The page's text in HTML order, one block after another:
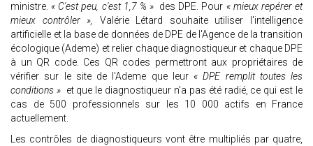
ministre. « C'est peu, c'est 1,7 % » des DPE. Pour « mieux repérer et
mieux contrôler », Valérie Létard souhaite utiliser l'intelligence
artificielle et la base de données de DPE de l'Agence de la transition
écologique (Ademe) et relier chaque diagnostiqueur et chaque DPE
à un QR code. Ces QR codes permettront aux propriétaires de
vérifier sur le site de l'Ademe que leur « DPE remplit toutes les
conditions » et que le diagnostiqueur n'a pas été radié, ce qui est le
cas de 500 professionnels sur les 10 000 actifs en France
actuellement.
Les contrôles de diagnostiqueurs vont être multipliés par quatre,